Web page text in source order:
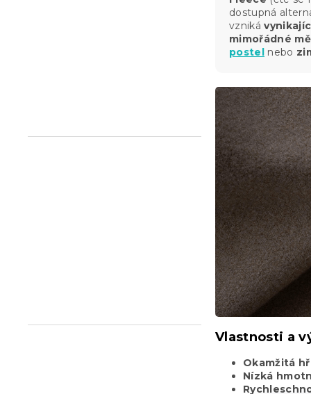
dostupná
vzniká
mimořádné
postel nebo
Vlastnosti a
Okamžitá
Nízká